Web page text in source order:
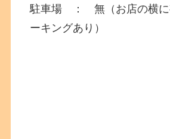
駐車場 ： 無（お店の横に
ーキングあり）